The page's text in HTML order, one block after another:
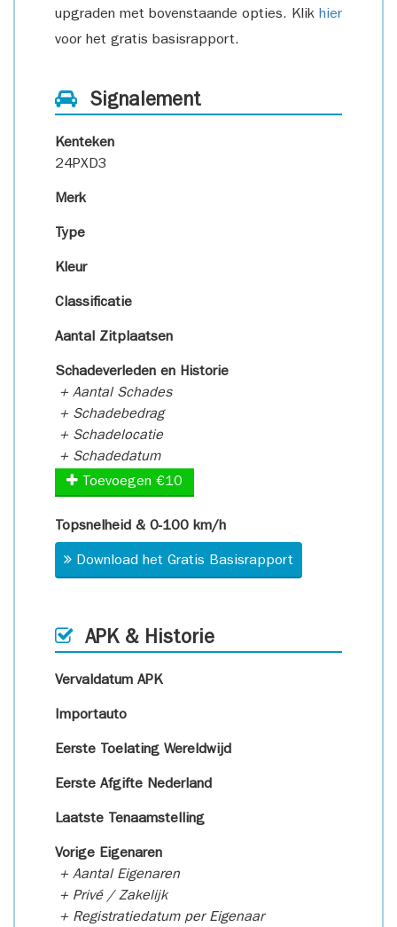
upgraden met bovenstaande opties. Klik hier
voor het gratis basisrapport.
Signalement
Kenteken
24PXD3
Merk
Type
Kleur
Classificatie
Aantal Zitplaatsen
Schadeverleden en Historie
+ Aantal Schades
+ Schadebedrag
+ Schadelocatie
+ Schadedatum
Toevoegen €10
Topsnelheid & 0-100 km/h
Download het Gratis Basisrapport
APK & Historie
Vervaldatum APK
Importauto
Eerste Toelating Wereldwijd
Eerste Afgifte Nederland
Laatste Tenaamstelling
Vorige Eigenaren
+ Aantal Eigenaren
+ Privé / Zakelijk
+ Registratiedatum per Eigenaar